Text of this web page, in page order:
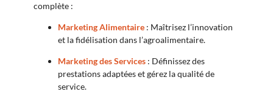
complète :
Marketing Alimentaire : Maîtrisez l’innovation
et la fidélisation dans l’agroalimentaire.
Marketing des Services : Définissez des
prestations adaptées et gérez la qualité de
service.